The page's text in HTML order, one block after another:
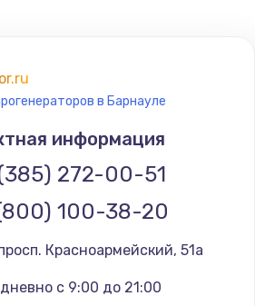
в Барнауле
информация
272-00-51
100-38-20
Красноармейский, 51а
с 9:00 до 21:00